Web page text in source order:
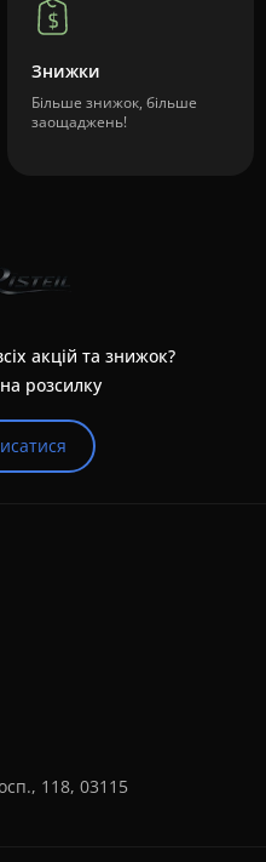
Знижки
Більше знижок, більше
заощаджень!
акцій та знижок?
розсилку
118, 03115